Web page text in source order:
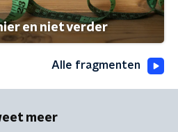
en niet verder
Alle fragmenten
meer